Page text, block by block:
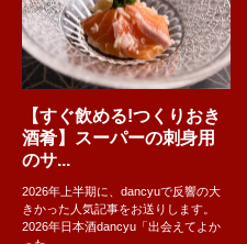
【すぐ飲める!つくりおき
酒肴】スーパーの刺身用
のサ...
2026年上半期に、dancyuで反響の大
きかった人気記事をお送りします。
2026年日本酒dancyu「出会えてよか